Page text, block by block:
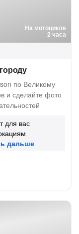
На мотоцикле
2 часа
по Великому
и сделайте фото
для вас